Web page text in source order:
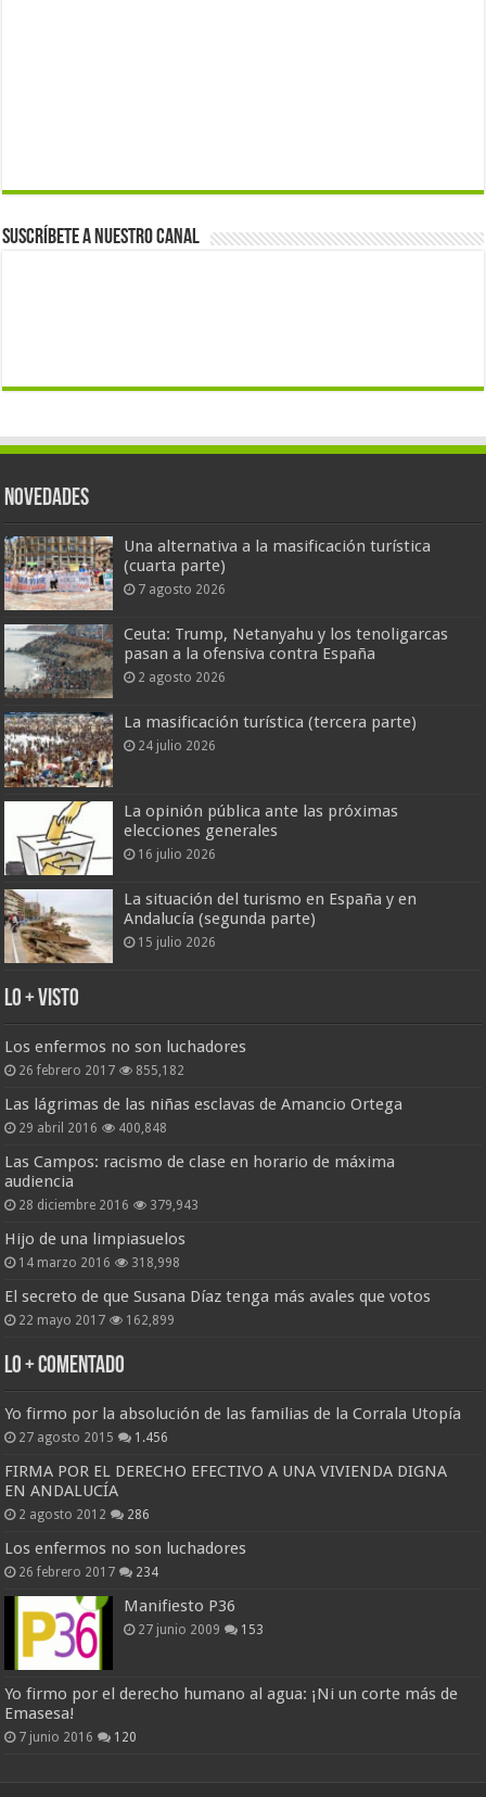
Suscríbete a nuestro canal
Novedades
Una alternativa a la masificación turística
(cuarta parte)
7 agosto 2026
Ceuta: Trump, Netanyahu y los tenoligarcas
pasan a la ofensiva contra España
2 agosto 2026
La masificación turística (tercera parte)
24 julio 2026
La opinión pública ante las próximas
elecciones generales
16 julio 2026
La situación del turismo en España y en
Andalucía (segunda parte)
15 julio 2026
Lo + Visto
Los enfermos no son luchadores
26 febrero 2017 855,182
Las lágrimas de las niñas esclavas de Amancio Ortega
29 abril 2016 400,848
Las Campos: racismo de clase en horario de máxima
audiencia
28 diciembre 2016 379,943
Hijo de una limpiasuelos
14 marzo 2016 318,998
El secreto de que Susana Díaz tenga más avales que votos
22 mayo 2017 162,899
Lo + Comentado
Yo firmo por la absolución de las familias de la Corrala Utopía
27 agosto 2015 1.456
FIRMA POR EL DERECHO EFECTIVO A UNA VIVIENDA DIGNA
EN ANDALUCÍA
2 agosto 2012 286
Los enfermos no son luchadores
26 febrero 2017 234
Manifiesto P36
27 junio 2009 153
Yo firmo por el derecho humano al agua: ¡Ni un corte más de
Emasesa!
7 junio 2016 120